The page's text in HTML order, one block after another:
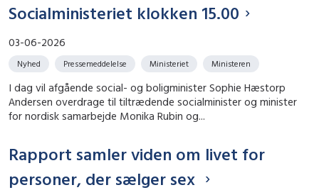
Socialministeriet klokken 15.00
03-06-2026
Nyhed Pressemeddelelse Ministeriet Ministeren
I dag vil afgående social- og boligminister Sophie Hæstorp
Andersen overdrage til tiltrædende socialminister og minister
for nordisk samarbejde Monika Rubin og...
Rapport samler viden om livet for
personer, der sælger sex